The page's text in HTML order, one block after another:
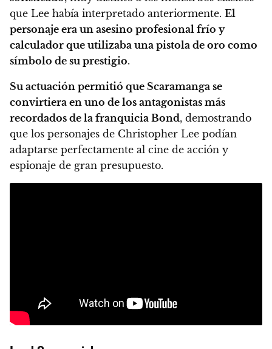
que Lee había interpretado anteriormente. El
personaje era un asesino profesional frío y
calculador que utilizaba una pistola de oro como
símbolo de su prestigio.
Su actuación permitió que Scaramanga se
convirtiera en uno de los antagonistas más
recordados de la franquicia Bond, demostrando
que los personajes de Christopher Lee podían
adaptarse perfectamente al cine de acción y
espionaje de gran presupuesto.